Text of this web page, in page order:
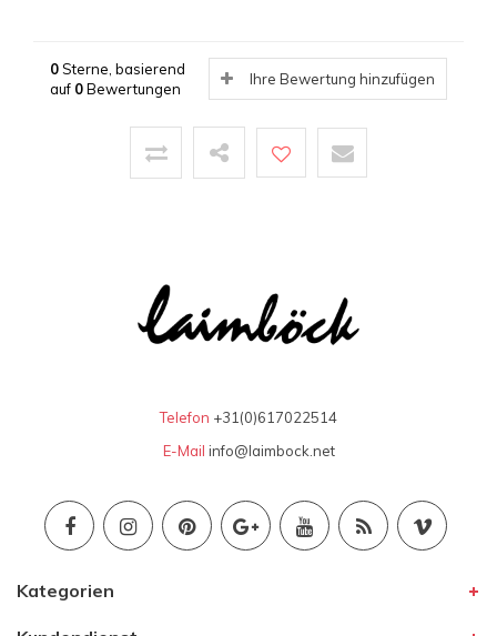
0Sterne, basierend
auf 0Bewertungen
Ihre Bewertung hinzufügen
Telefon +31(0)617022514
E-Mail info@laimbock.net
Kategorien